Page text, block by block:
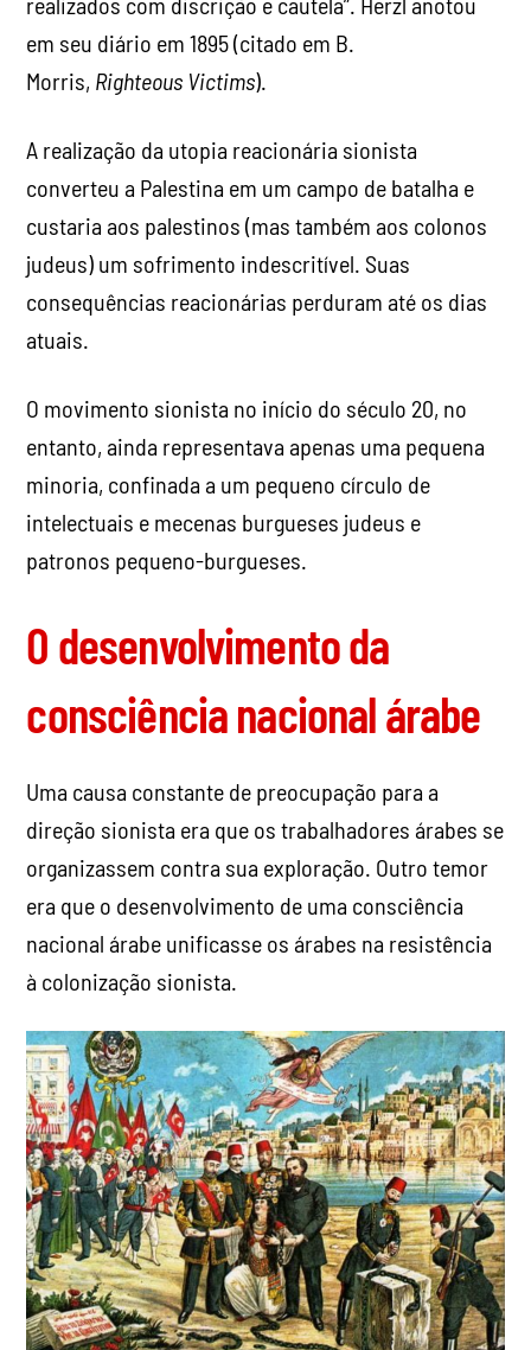
em seu diário em 1895 (citado em B.
Morris, Righteous Victims).
A realização da utopia reacionária sionista
converteu a Palestina em um campo de batalha e
custaria aos palestinos (mas também aos colonos
judeus) um sofrimento indescritível. Suas
consequências reacionárias perduram até os dias
atuais.
O movimento sionista no início do século 20, no
entanto, ainda representava apenas uma pequena
minoria, confinada a um pequeno círculo de
intelectuais e mecenas burgueses judeus e
patronos pequeno-burgueses.
O desenvolvimento da
consciência nacional árabe
Uma causa constante de preocupação para a
direção sionista era que os trabalhadores árabes se
organizassem contra sua exploração. Outro temor
era que o desenvolvimento de uma consciência
nacional árabe unificasse os árabes na resistência
à colonização sionista.